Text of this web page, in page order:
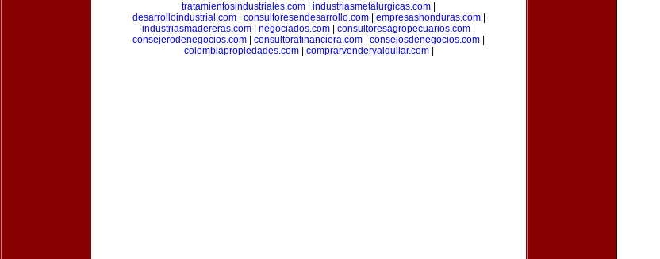
tratamientosindustriales.com
industriasmetalurgicas.com
desarrolloindustrial.com| consultoresendesarrollo.com| empresashonduras.com|
industriasmadereras.com
negociados.com consultoresagropecuarios.com
consejerodenegocios.com
consultorafinanciera.com consejosdenegocios.com
colombiapropiedades.com| comprarvenderyalquilar.com|